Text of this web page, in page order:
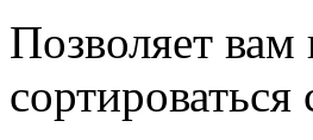
Позволяет